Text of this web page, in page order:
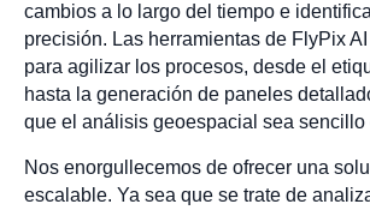
cambios a lo largo del tiempo e
precisión. Las herramientas de FlyPix
para agilizar los procesos, desde el
hasta la generación de paneles
que el análisis geoespacial sea sencillo
Nos enorgullecemos de ofrecer una
escalable. Ya sea que se trate de